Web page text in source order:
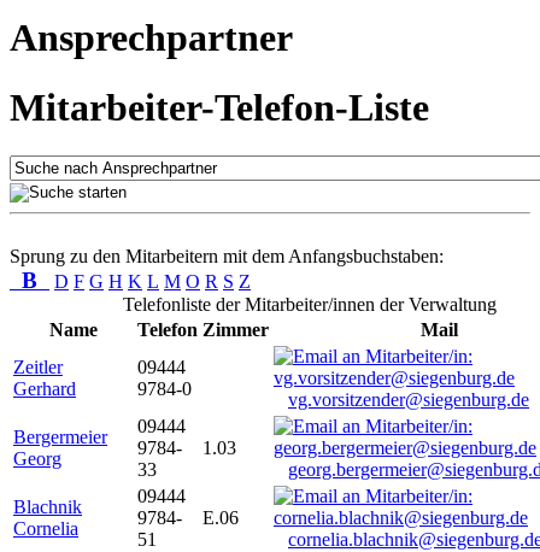
Ansprechpartner
Mitarbeiter-Telefon-Liste
Sprung zu den Mitarbeitern mit dem Anfangsbuchstaben:
B D F G H K L M O R S Z
Telefonliste der Mitarbeiter/innen der Verwaltung
Name
Telefon Zimmer
Mail
Zeitler
Gerhard
09444
9784-0
vg.vorsitzender@siegenburg.de
Bergermeier
Georg
09444
9784-
33
1.03
Blachnik
Cornelia
09444
9784-
51
E.06